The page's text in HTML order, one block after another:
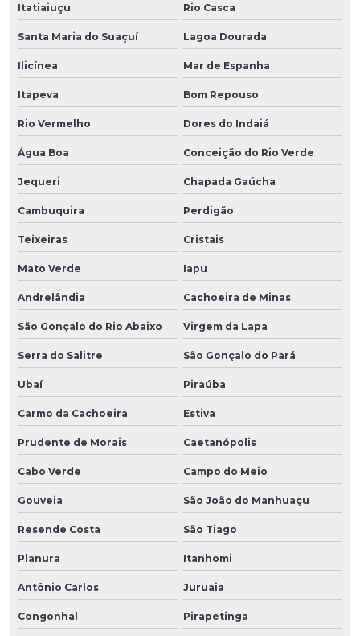
Itatiaiuçu Rio Casca
Santa Maria do Suaçuí Lagoa Dourada
Ilicínea Mar de Espanha
Itapeva Bom Repouso
Rio Vermelho Dores do Indaiá
Água Boa Conceição do Rio Verde
Jequeri Chapada Gaúcha
Cambuquira Perdigão
Teixeiras Cristais
Mato Verde Iapu
Andrelândia Cachoeira de Minas
São Gonçalo do Rio Abaixo Virgem da Lapa
Serra do Salitre São Gonçalo do Pará
Ubaí Piraúba
Carmo da Cachoeira Estiva
Prudente de Morais Caetanópolis
Cabo Verde Campo do Meio
Gouveia São João do Manhuaçu
Resende Costa São Tiago
Planura Itanhomi
Antônio Carlos Juruaia
Congonhal Pirapetinga